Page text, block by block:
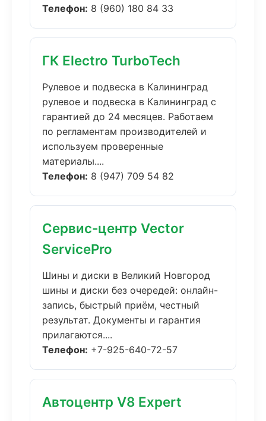
Телефон: 8 (960) 180 84 33
ГК Electro TurboTech
Рулевое и подвеска в Калининград
рулевое и подвеска в Калининград с
гарантией до 24 месяцев. Работаем
по регламентам производителей и
используем проверенные
материалы....
Телефон: 8 (947) 709 54 82
Сервис-центр Vector
ServicePro
Шины и диски в Великий Новгород
шины и диски без очередей: онлайн-
запись, быстрый приём, честный
результат. Документы и гарантия
прилагаются....
Телефон: +7-925-640-72-57
Автоцентр V8 Expert